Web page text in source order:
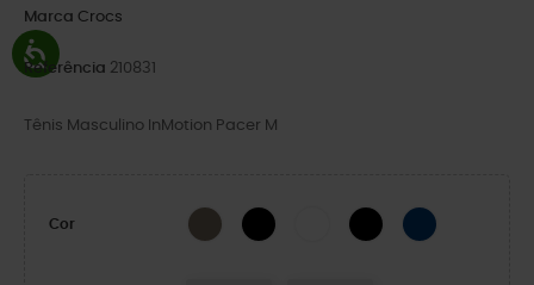
Marca Crocs
Referência 210831
Tênis Masculino InMotion Pacer M
Cor Taupe-XBlack/Atmosphere
White/Moonlight
BLACK/BLACKMarinha/Branco